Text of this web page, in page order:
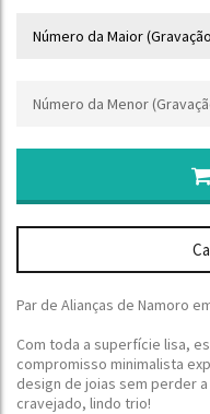
Par de Alianças de Namoro
Com toda a superfície lisa,
compromisso minimalista
design de joias sem perder
cravejado, lindo trio!